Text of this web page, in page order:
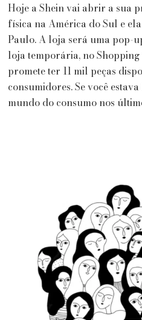
a
é
Hoje a Shein vai abrir a sua
física na América do Sul e
Paulo. A loja será uma pop-
loja temporária, no
promete ter 11 mil peças
consumidores. Se você
mundo do consumo nos